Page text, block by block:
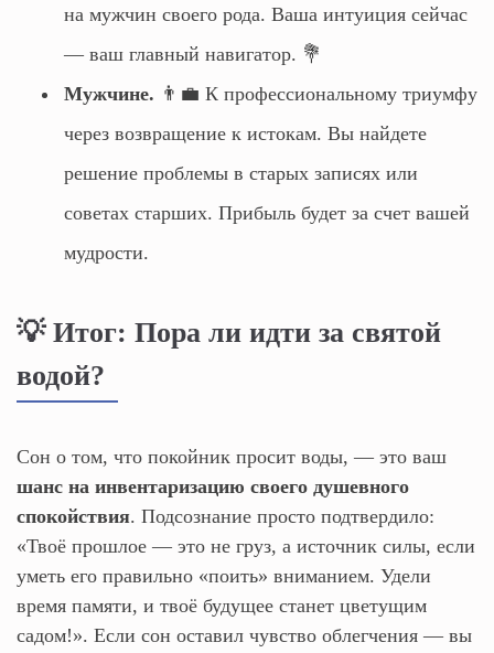
на мужчин своего рода. Ваша интуиция сейчас
— ваш главный навигатор. 💐
Мужчине. 👨‍💼 К профессиональному триумфу
через возвращение к истокам. Вы найдете
решение проблемы в старых записях или
советах старших. Прибыль будет за счет вашей
мудрости.
💡 Итог: Пора ли идти за святой
водой?
Сон о том, что покойник просит воды, — это ваш
шанс на инвентаризацию своего душевного
спокойствия. Подсознание просто подтвердило:
«Твоё прошлое — это не груз, а источник силы, если
уметь его правильно «поить» вниманием. Удели
время памяти, и твоё будущее станет цветущим
садом!». Если сон оставил чувство облегчения — вы